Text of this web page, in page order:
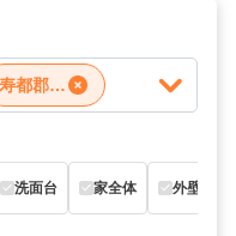
寿都郡黒松内町
洗面台 家全体 外壁